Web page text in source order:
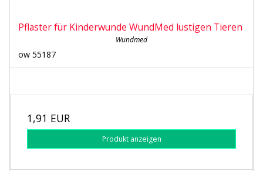
Pflaster für Kinderwunde WundMed lustigen Tieren
Wundmed
ow 55187
1,91 EUR
Produkt anzeigen